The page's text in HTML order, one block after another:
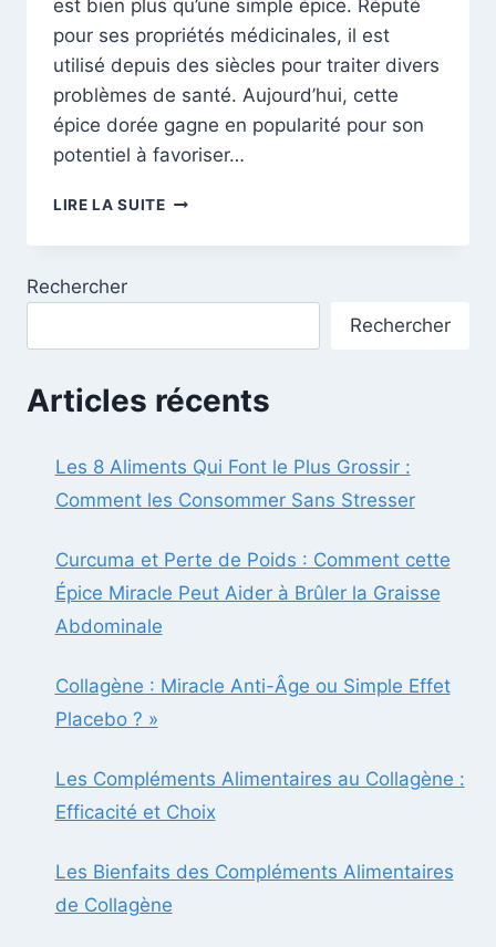
est bien plus qu’une simple épice. Réputé
pour ses propriétés médicinales, il est
utilisé depuis des siècles pour traiter divers
problèmes de santé. Aujourd’hui, cette
épice dorée gagne en popularité pour son
potentiel à favoriser…
LIRE LA SUITECURCUMA
PERTE
ÉPICE
MIRACLE
À
BRÛLER
ABDOMINALE
Rechercher
Rechercher
Articles récents
Les 8 Aliments Qui Font le Plus Grossir :
Comment les Consommer Sans Stresser
Curcuma et Perte de Poids : Comment cette
Épice Miracle Peut Aider à Brûler la Graisse
Abdominale
Collagène : Miracle Anti-Âge ou Simple Effet
Placebo ? »
Les Compléments Alimentaires au Collagène :
Efficacité et Choix
Les Bienfaits des Compléments Alimentaires
de Collagène